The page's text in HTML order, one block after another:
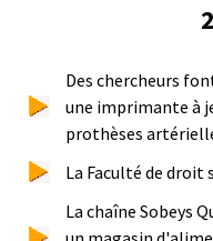
Des chercheurs
une imprimante à
prothèses
La Faculté de droit
La chaîne Sobeys